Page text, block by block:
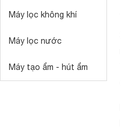
Máy lọc không khí
Máy lọc nước
Máy tạo ẩm - hút ẩm